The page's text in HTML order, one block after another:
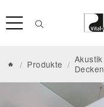
/ Produkte /